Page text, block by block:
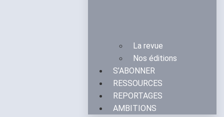
La revue
Nos éditions
S’ABONNER
RESSOURCES
REPORTAGES
AMBITIONS